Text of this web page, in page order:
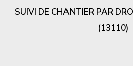
SUIVI DE CHANTIER PAR
(13110)